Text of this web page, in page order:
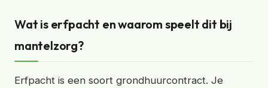
Wat is erfpacht en waarom speelt dit bij
mantelzorg?
Erfpacht is een soort grondhuurcontract. Je